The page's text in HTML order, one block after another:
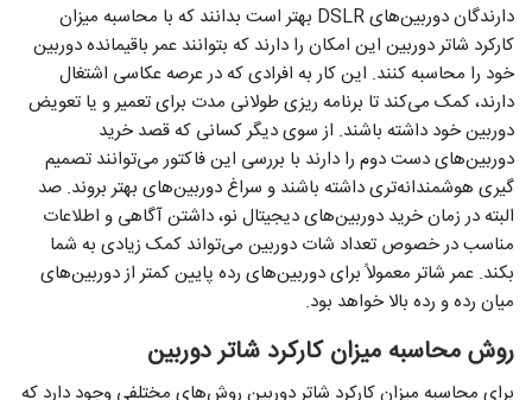
دارندگان دوربین‌های DSLR بهتر است بدانند که با محاسبه میزان
کارکرد شاتر دوربین این امکان را دارند که بتوانند عمر باقیمانده دوربین
خود را محاسبه کنند. این کار به افرادی که در عرصه عکاسی اشتغال
دارند، کمک می‌کند تا برنامه ریزی طولانی مدت برای تعمیر و یا تعویض
دوربین خود داشته باشند. از سوی دیگر کسانی که قصد خرید
دوربین‌های دست دوم را دارند با بررسی این فاکتور می‌توانند تصمیم
گیری هوشمندانه‌تری داشته باشند و سراغ دوربین‌های بهتر بروند. صد
البته در زمان خرید دوربین‌های دیجیتال نو، داشتن آگاهی و اطلاعات
مناسب در خصوص تعداد شات دوربین می‌تواند کمک زیادی به شما
بکند. عمر شاتر معمولاً برای دوربین‌های رده پایین کمتر از دوربین‌های
میان رده و رده بالا خواهد بود.
روش محاسبه میزان کارکرد شاتر دوربین
برای محاسبه میزان کارکرد شاتر دوربین روش‌های مختلفی وجود دارد که